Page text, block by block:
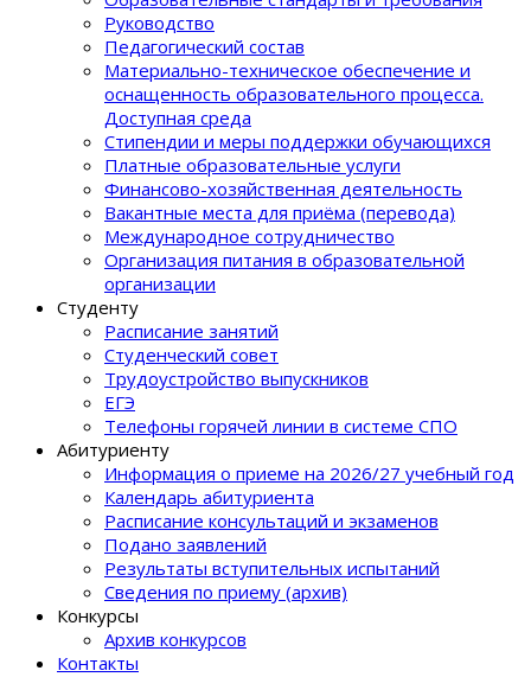
Руководство
Педагогический состав
Материально-техническое обеспечение и
оснащенность образовательного процеcса.
Доступная среда
Стипендии и меры поддержки обучающихся
Платные образовательные услуги
Финансово-хозяйственная деятельность
Вакантные места для приёма (перевода)
Международное сотрудничество
Организация питания в образовательной
организации
Студенту
Расписание занятий
Студенческий совет
Трудоустройство выпускников
ЕГЭ
Телефоны горячей линии в системе СПО
Абитуриенту
Информация о приеме на 2026/27 учебный год
Календарь абитуриента
Расписание консультаций и экзаменов
Подано заявлений
Результаты вступительных испытаний
Сведения по приему (архив)
Конкурсы
Архив конкурсов
Контакты